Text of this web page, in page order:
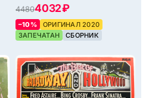
44804032 ₽
–10%
ОРИГИНАЛ 2020
ЗАПЕЧАТАН
СБОРНИК